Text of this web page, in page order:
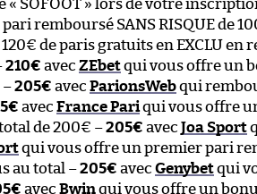
SOFOOT » lors de votre
remboursé SANS RISQUE de
de paris gratuits en EXCLU en
210€ avec ZEbetqui vous offre un
–205€ avec ParionsWebqui
avec France Pariqui vous offre
de 200€ –205€ avec Joa Sport
qui vous offre un premier pari
au total –205€ avec Genybetqui
avec Bwinqui vous offre un